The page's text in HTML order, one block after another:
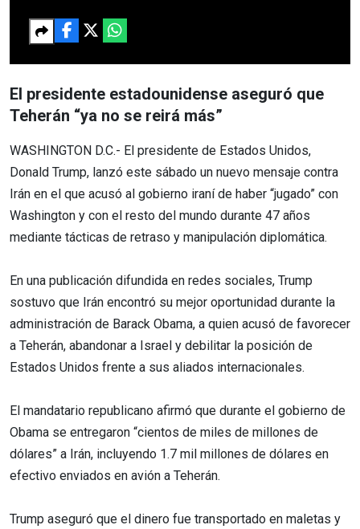
El presidente estadounidense aseguró que
Teherán “ya no se reirá más”
WASHINGTON D.C.- El presidente de Estados Unidos,
Donald Trump, lanzó este sábado un nuevo mensaje contra
Irán en el que acusó al gobierno iraní de haber “jugado” con
Washington y con el resto del mundo durante 47 años
mediante tácticas de retraso y manipulación diplomática.
En una publicación difundida en redes sociales, Trump
sostuvo que Irán encontró su mejor oportunidad durante la
administración de Barack Obama, a quien acusó de favorecer
a Teherán, abandonar a Israel y debilitar la posición de
Estados Unidos frente a sus aliados internacionales.
El mandatario republicano afirmó que durante el gobierno de
Obama se entregaron “cientos de miles de millones de
dólares” a Irán, incluyendo 1.7 mil millones de dólares en
efectivo enviados en avión a Teherán.
Trump aseguró que el dinero fue transportado en maletas y